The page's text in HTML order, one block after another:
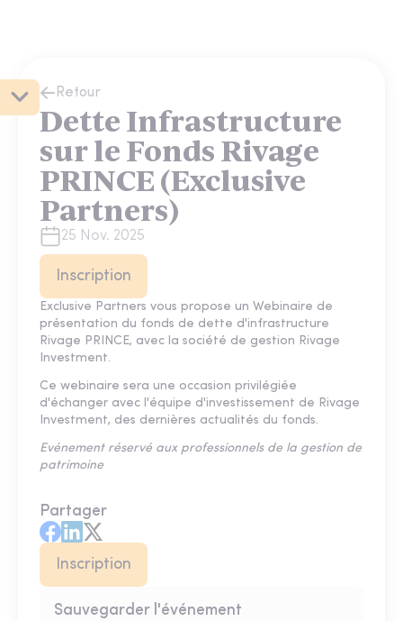
Retour
Dette Infrastructure
sur le Fonds Rivage
PRINCE (Exclusive
Partners)
25 Nov. 2025
Inscription
Exclusive Partners vous propose un Webinaire de
présentation du fonds de dette d'infrastructure
Rivage PRINCE, avec la société de gestion Rivage
Investment.
Ce webinaire sera une occasion privilégiée
d'échanger avec l'équipe d'investissement de Rivage
Investment, des dernières actualités du fonds.
Evénement réservé aux professionnels de la gestion de
patrimoine
Partager
Inscription
Sauvegarder l'événement